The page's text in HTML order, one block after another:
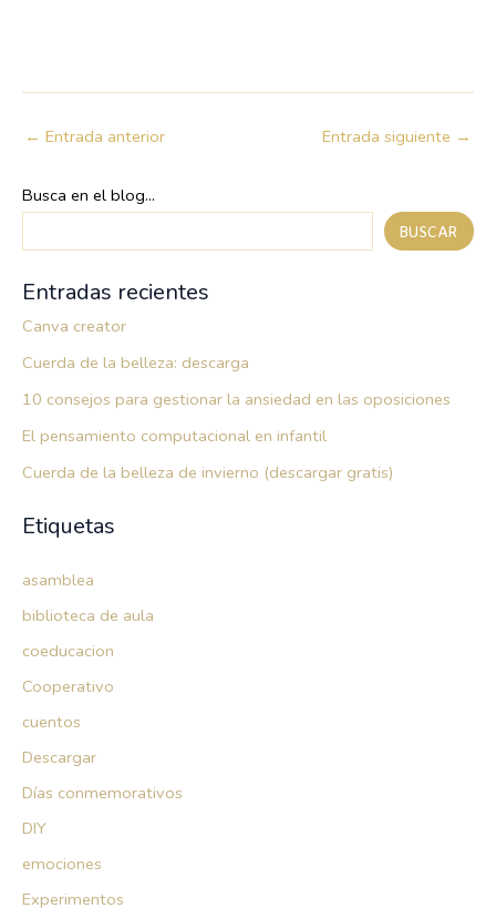
← Entrada anterior Entrada siguiente →
Busca en el blog...
BUSCAR
Entradas recientes
Canva creator
Cuerda de la belleza: descarga
10 consejos para gestionar la ansiedad en las oposiciones
El pensamiento computacional en infantil
Cuerda de la belleza de invierno (descargar gratis)
Etiquetas
asamblea
biblioteca de aula
coeducacion
Cooperativo
cuentos
Descargar
Días conmemorativos
DIY
emociones
Experimentos